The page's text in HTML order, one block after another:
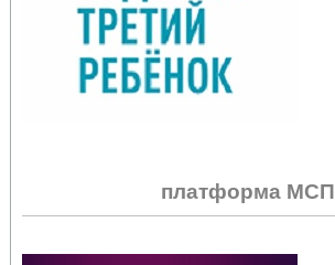
платформа МСП